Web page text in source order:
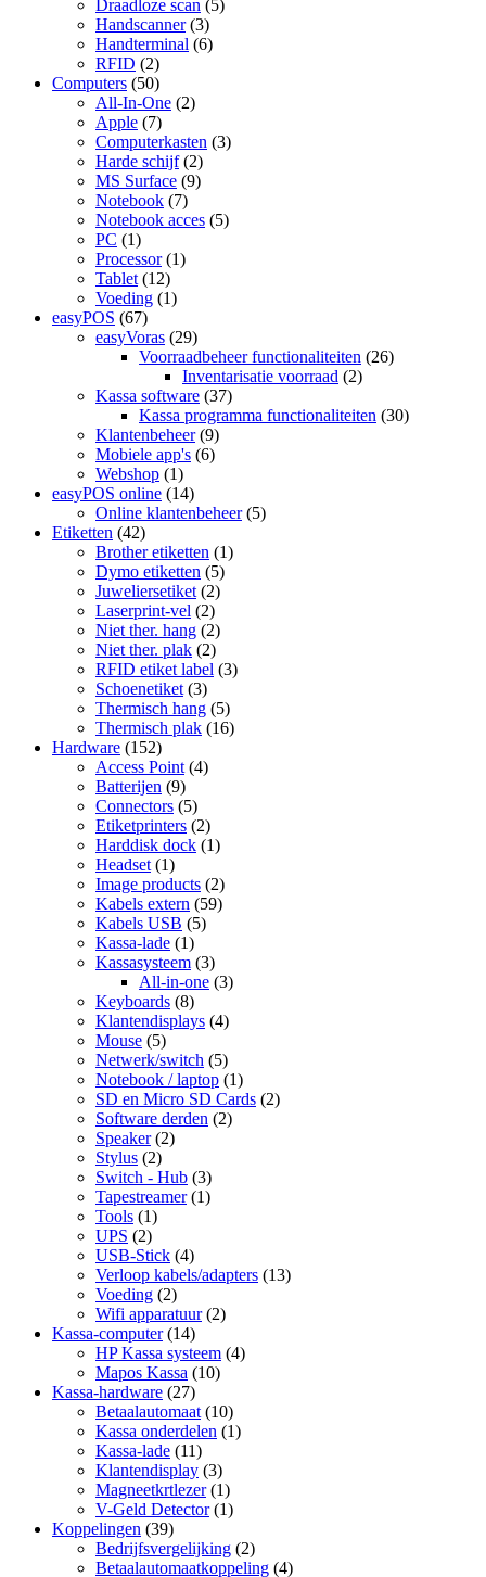
Draadloze scan (5)
Handscanner (3)
Handterminal (6)
RFID (2)
Computers (50)
All-In-One (2)
Apple (7)
Computerkasten (3)
Harde schijf (2)
MS Surface (9)
Notebook (7)
Notebook acces (5)
PC (1)
Processor (1)
Tablet (12)
Voeding (1)
easyPOS (67)
easyVoras (29)
Voorraadbeheer functionaliteiten (26)
Inventarisatie voorraad (2)
Kassa software (37)
Kassa programma functionaliteiten (30)
Klantenbeheer (9)
Mobiele app's (6)
Webshop (1)
easyPOS online (14)
Online klantenbeheer (5)
Etiketten (42)
Brother etiketten (1)
Dymo etiketten (5)
Juweliersetiket (2)
Laserprint-vel (2)
Niet ther. hang (2)
Niet ther. plak (2)
RFID etiket label (3)
Schoenetiket (3)
Thermisch hang (5)
Thermisch plak (16)
Hardware (152)
Access Point (4)
Batterijen (9)
Connectors (5)
Etiketprinters (2)
Harddisk dock (1)
Headset (1)
Image products (2)
Kabels extern (59)
Kabels USB (5)
Kassa-lade (1)
Kassasysteem (3)
All-in-one (3)
Keyboards (8)
Klantendisplays (4)
Mouse (5)
Netwerk/switch (5)
Notebook / laptop (1)
SD en Micro SD Cards (2)
Software derden (2)
Speaker (2)
Stylus (2)
Switch - Hub (3)
Tapestreamer (1)
Tools (1)
UPS (2)
USB-Stick (4)
Verloop kabels/adapters (13)
Voeding (2)
Wifi apparatuur (2)
Kassa-computer (14)
HP Kassa systeem (4)
Mapos Kassa (10)
Kassa-hardware (27)
Betaalautomaat (10)
Kassa onderdelen (1)
Kassa-lade (11)
Klantendisplay (3)
Magneetkrtlezer (1)
V-Geld Detector (1)
Koppelingen (39)
Bedrijfsvergelijking (2)
Betaalautomaatkoppeling (4)